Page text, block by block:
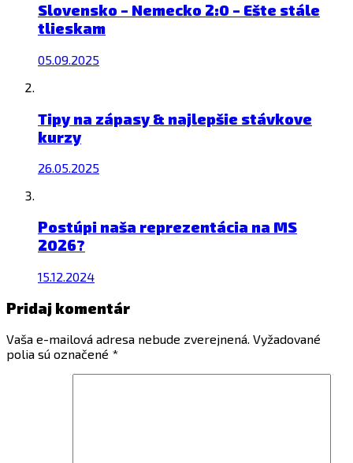
Slovensko – Nemecko 2:0 – Ešte stále
tlieskam
05.09.2025
Tipy na zápasy & najlepšie stávkove
kurzy
26.05.2025
Postúpi naša reprezentácia na MS
2026?
15.12.2024
Pridaj komentár
Vaša e-mailová adresa nebude zverejnená. Vyžadované
polia sú označené *